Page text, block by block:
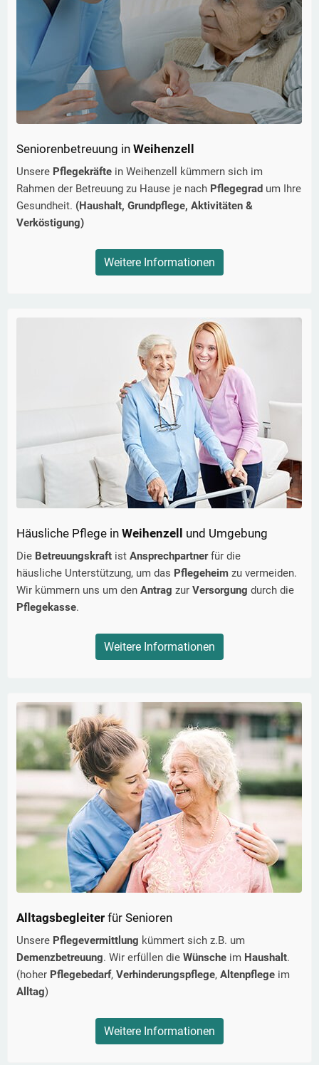
Seniorenbetreuung in Weihenzell
Unsere Pflegekräfte in Weihenzell
kümmern sich im
Rahmen der Betreuung zu Hause je nach Pflegegrad um Ihre
Gesundheit. (Haushalt, Grundpflege, Aktivitäten &
Verköstigung)
Weitere Informationen
Häusliche Pflege in Weihenzell und Umgebung
Die Betreuungskraft ist Ansprechpartnerfür die
häusliche Unterstützung, um das Pflegeheim zu vermeiden.
Wir kümmern uns um den Antrag zur Versorgung durch die
Pflegekasse.
Weitere Informationen
Alltagsbegleiter für Senioren
Unsere Pflegevermittlung kümmert sich z.B. um
Demenzbetreuung. Wir erfüllen die Wünsche im Haushalt.
(hoher Pflegebedarf, Verhinderungspflege, Altenpflege im
Alltag)
Weitere Informationen